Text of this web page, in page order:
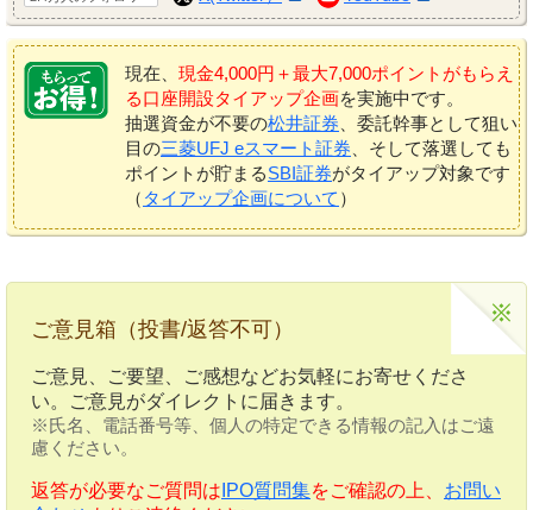
現在、 現金4,000円＋最大7,000ポイントがもらえ
る口座開設タイアップ企画を実施中です。
抽選資金が不要の松井証券 、委託幹事として狙い
目の三菱UFJ eスマート証券 、そして落選しても
ポイントが貯まるSBI証券がタイアップ対象です
（ タイアップ企画について ）
ご意見箱（投書/返答不可）
ご意見、ご要望、ご感想などお気軽にお寄せくださ
い。ご意見がダイレクトに届きます。
※氏名、電話番号等、個人の特定できる情報の記入はご遠
慮ください。
返答が必要なご質問は IPO質問集をご確認の上、 お問い